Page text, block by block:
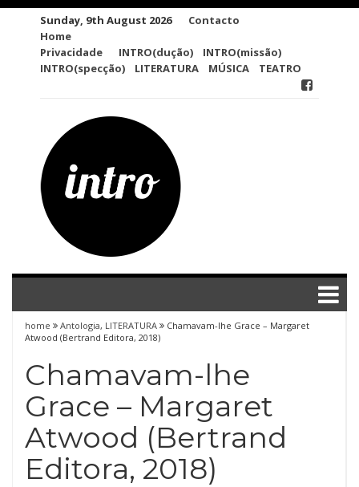
Sunday, 9th August 2026
Contacto
Home
Privacidade
INTRO(dução)
INTRO(missão)
INTRO(specção)
LITERATURA MÚSICA TEATRO
home Antologia, LITERATURA
Chamavam-lhe Grace – Margaret
Atwood (Bertrand Editora, 2018)
Chamavam-lhe
Grace – Margaret
Atwood (Bertrand
Editora, 2018)